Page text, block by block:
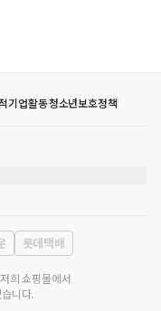
기업활동청소년보호정책
롯데택배
희 쇼핑몰에서
니다.